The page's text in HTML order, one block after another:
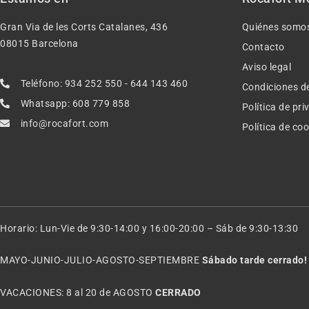
Gran Via de les Corts Catalanes, 436
08015 Barcelona
Teléfono: 934 252 550 - 644 143 460
Whatsapp: 608 779 858
info@rocafort.com
Quiénes
Contacto
Aviso legal
Condiciones
Política de
Política de
Horario: Lun-Vie de 9:30-14:00 y 16:00-20:00 – Sáb de 9:30-13:30
MAYO-JUNIO-JULIO-AGOSTO-SEPTIEMBRE Sábado tarde cerrado!
VACACIONES: 8 al 20 de AGOSTO CERRADO